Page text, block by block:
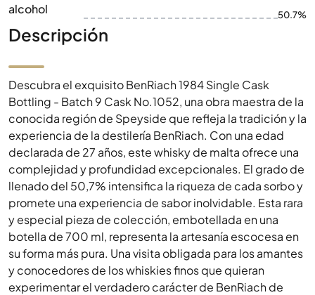
alcohol
50.7%
Descripción
Descubra el exquisito BenRiach 1984 Single Cask
Bottling - Batch 9 Cask No.1052, una obra maestra de la
conocida región de Speyside que refleja la tradición y la
experiencia de la destilería BenRiach. Con una edad
declarada de 27 años, este whisky de malta ofrece una
complejidad y profundidad excepcionales. El grado de
llenado del 50,7% intensifica la riqueza de cada sorbo y
promete una experiencia de sabor inolvidable. Esta rara
y especial pieza de colección, embotellada en una
botella de 700 ml, representa la artesanía escocesa en
su forma más pura. Una visita obligada para los amantes
y conocedores de los whiskies finos que quieran
experimentar el verdadero carácter de BenRiach de